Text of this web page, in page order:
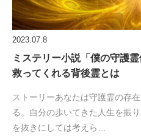
2023.07.8
ミステリー小説「僕の守護
救ってくれる背後霊とは
ストーリーあなたは守護霊の存
る。自分の歩いてきた人生を振
を抜きにしては考えら…